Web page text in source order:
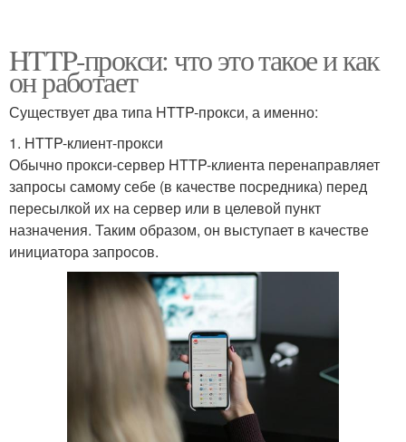
HTTP-прокси: что это такое и как
он работает
Существует два типа HTTP-прокси, а именно:
1. HTTP-клиент-прокси
Обычно прокси-сервер HTTP-клиента перенаправляет
запросы самому себе (в качестве посредника) перед
пересылкой их на сервер или в целевой пункт
назначения. Таким образом, он выступает в качестве
инициатора запросов.